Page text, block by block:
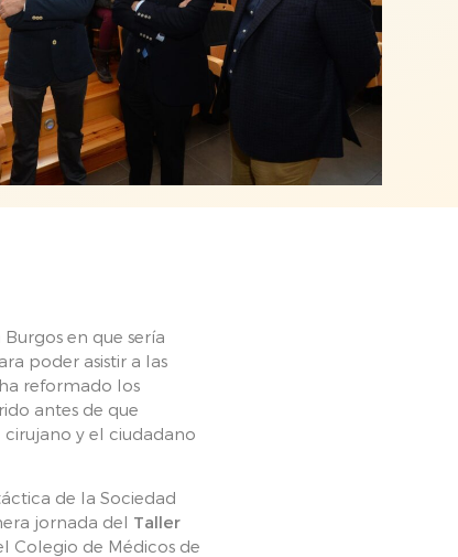
en que sería
poder asistir a las
reformado los
antes de que
cirujano y el ciudadano
de la Sociedad
jornada del Taller
Colegio de Médicos de